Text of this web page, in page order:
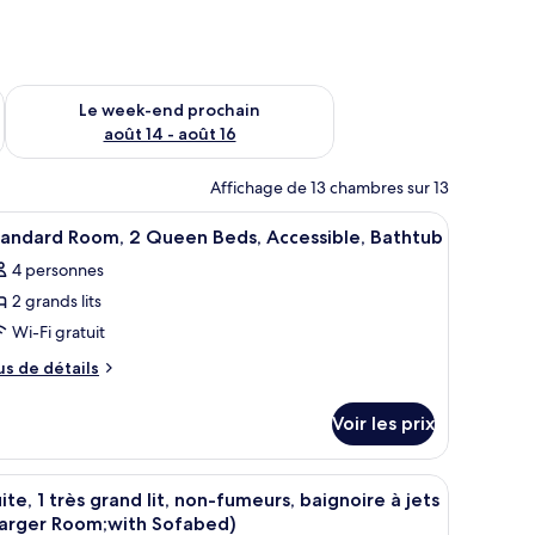
août 7 - août 9
Le week-end prochain
août 14 - août 16
Vérifier la disponibilité pour le week-end prochain août 14 -
Affichage de 13 chambres sur 13
un bureau, une chaise, un canapé, une baignoire et un téléviseur.
:
Une chambre d’hôtel avec deux lits, un
4 Room, 2 Queen Beds, Accessible, Bathtub
4 personnes
2 grands lits
Wi-Fi gratuit
de détails
Voir les prix
une moquette à rayures.
bureau Une chambre d’hôtel avec un grand lit,
4
1 très grand lit, non-fumeurs, baignoire à jets
Room;with Sofabed)